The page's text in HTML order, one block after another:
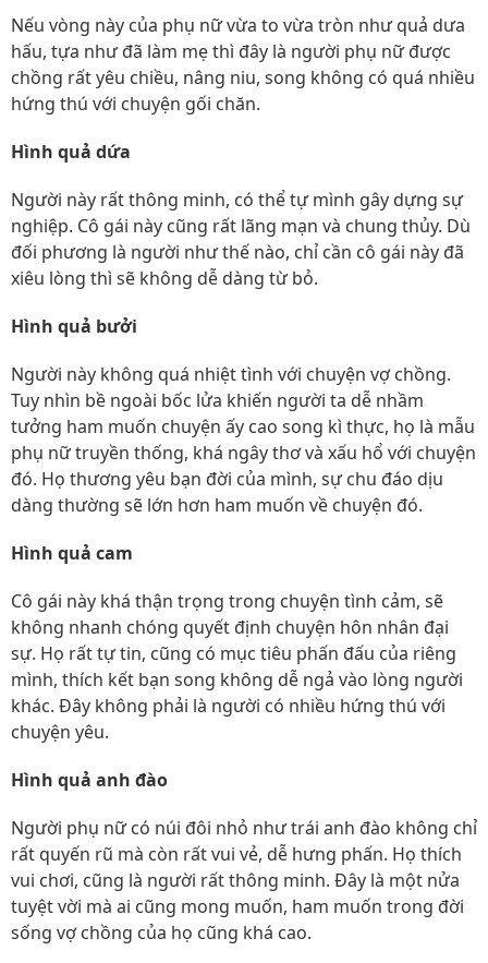
Nếu vòng này của phụ nữ vừa to vừa tròn như quả dưa
hấu, tựa như đã làm mẹ thì đây là người phụ nữ được
chồng rất yêu chiều, nâng niu, song không có quá nhiều
hứng thú với chuyện gối chăn.
Hình quả dứa
Người này rất thông minh, có thể tự mình gây dựng sự
nghiệp. Cô gái này cũng rất lãng mạn và chung thủy. Dù
đối phương là người như thế nào, chỉ cần cô gái này đã
xiêu lòng thì sẽ không dễ dàng từ bỏ.
Hình quả bưởi
Người này không quá nhiệt tình với chuyện vợ chồng.
Tuy nhìn bề ngoài bốc lửa khiến người ta dễ nhầm
tưởng ham muốn chuyện ấy cao song kì thực, họ là mẫu
phụ nữ truyền thống, khá ngây thơ và xấu hổ với chuyện
đó. Họ thương yêu bạn đời của mình, sự chu đáo dịu
dàng thường sẽ lớn hơn ham muốn về chuyện đó.
Hình quả cam
Cô gái này khá thận trọng trong chuyện tình cảm, sẽ
không nhanh chóng quyết định chuyện hôn nhân đại
sự. Họ rất tự tin, cũng có mục tiêu phấn đấu của riêng
mình, thích kết bạn song không dễ ngả vào lòng người
khác. Đây không phải là người có nhiều hứng thú với
chuyện yêu.
Hình quả anh đào
Người phụ nữ có núi đôi nhỏ như trái anh đào không chỉ
rất quyến rũ mà còn rất vui vẻ, dễ hưng phấn. Họ thích
vui chơi, cũng là người rất thông minh. Đây là một nửa
tuyệt vời mà ai cũng mong muốn, ham muốn trong đời
sống vợ chồng của họ cũng khá cao.